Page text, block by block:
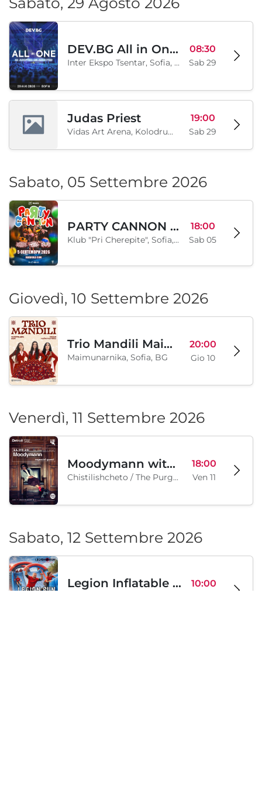
DEV.BG All in One 2026
Inter Ekspo Tsentar, Sofia, BG
08:30
Sab 29
Judas Priest
Vidas Art Arena, Kolodrum, Borisova gradina, Sofia, BG
19:00
Sab 29
Sabato, 05 Settembre 2026
PARTY CANNON live in Sofia
Klub "Pri Cherepite", Sofia, BG
18:00
Sab 05
Giovedì, 10 Settembre 2026
Trio Mandili Maimunarnika- Sofia
Maimunarnika, Sofia, BG
20:00
Gio 10
Venerdì, 11 Settembre 2026
Moodymann with special guests
Chistilishcheto / The Purgatory, Sofia, BG
18:00
Ven 11
Sabato, 12 Settembre 2026
Legion Inflatable Family Run - Sofia 10:00